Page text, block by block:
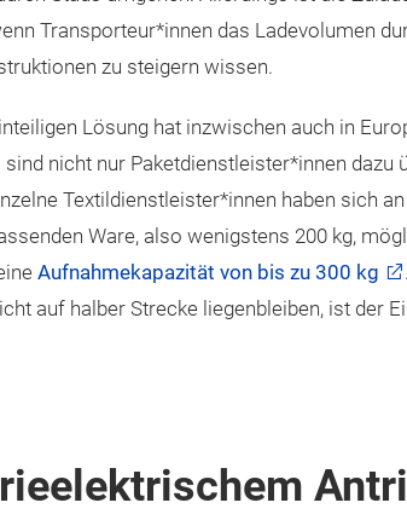
Transporteur*innen das Ladevolumen
zu steigern wissen.
Lösung hat inzwischen auch in
nicht nur Paketdienstleister*innen
Textildienstleister*innen haben sich
Ware, also wenigstens 200 kg,
Aufnahmekapazität von bis zu 300 kg
auf halber Strecke liegenbleiben, ist der